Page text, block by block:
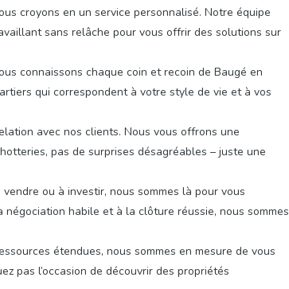
croyons en un service personnalisé. Notre équipe
sans relâche pour vous offrir des solutions sur
connaissons chaque coin et recoin de Baugé en
qui correspondent à votre style de vie et à vos
avec nos clients. Nous vous offrons une
pas de surprises désagréables – juste une
ou à investir, nous sommes là pour vous
habile et à la clôture réussie, nous sommes
étendues, nous sommes en mesure de vous
pas l’occasion de découvrir des propriétés